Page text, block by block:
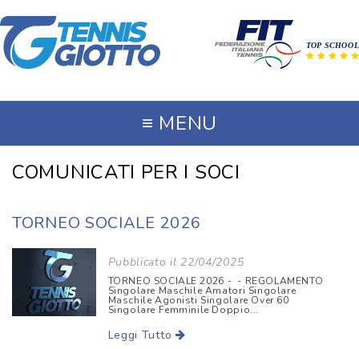
≡ MENU
COMUNICATI PER I SOCI
TORNEO SOCIALE 2026
Pubblicato il 22/04/2025
TORNEO SOCIALE 2026 - - REGOLAMENTO
Singolare Maschile Amatori Singolare
Maschile Agonisti Singolare Over 60
Singolare Femminile Doppio...
Leggi Tutto